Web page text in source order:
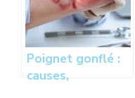
Poignet gonflé :
causes,